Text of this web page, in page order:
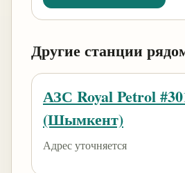
Другие станции
АЗС Royal Petrol
(Шымкент)
Адрес уточняется